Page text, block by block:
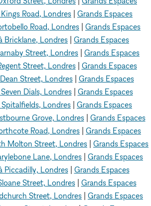
Road, Londres | Grands Espaces
Road, Londres | Grands Espaces
Bricklane, Londres | Grands Espaces
Street, Londres | Grands Espaces
Street, Londres| Grands Espaces
Street, Londres| Grands Espaces
Dials, Londres| Grands Espaces
Londres | Grands Espaces
Grove, Londres| Grands Espaces
Road, Londres | Grands Espaces
Molton Street, Londres | Grands Espaces
Lane, Londres | Grands Espaces
Piccadilly, Londres| Grands Espaces
Street, Londres| Grands Espaces
Street, Londres | Grands Espaces